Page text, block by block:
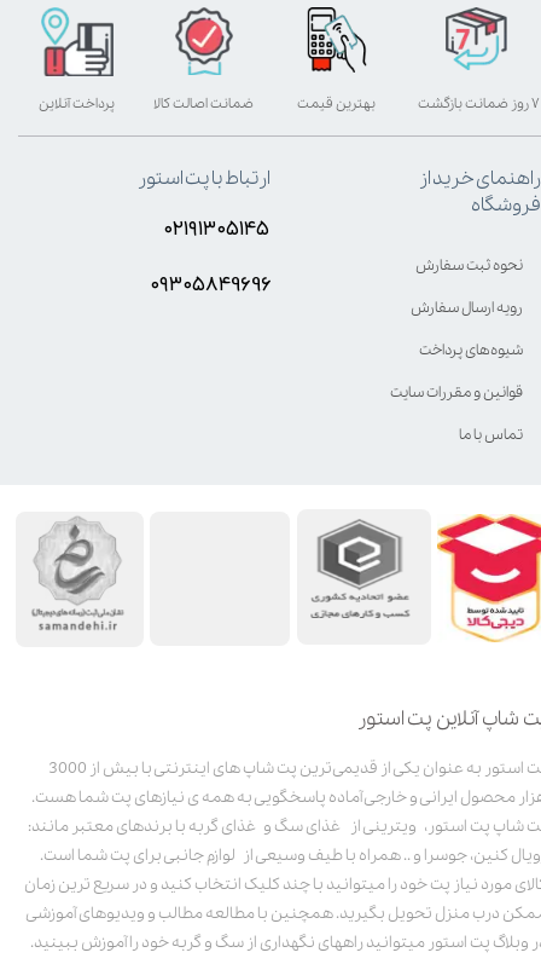
شاپ آنلاین پت استور
پت استور به عنوان یکی از قدیمی‌ترین پت شاپ های اینترنتی با بیش از 3000
محصول ایرانی و خارجی آماده پاسخگویی به همه ی نیازهای پت شما هست.
شاپ پت استور، ویترینی از غذای سگ و غذای گربه با برندهای معتبر مانند:
کنین، جوسرا و .. همراه با طیف وسیعی از لوازم جانبی برای پت شما است.
مورد نیاز پت خود را میتوانید با چند کلیک انتخاب کنید و در سریع ترین زمان
درب منزل تحویل بگیرید. همچنین با مطالعه مطالب و ویدیوهای آموزشی
وبلاگ پت استور میتوانید راههای نگهداری از سگ و گربه خود را آموزش ببینید.
بهترین قیمت پرداخت آنلاین ۷ روز ضمانت بازگشت ضمانت اصالت کالا
راهنمای خرید از
فروشگاه
نحوه ثبت سفارش
رویه ارسال سفارش
شیوه‌های پرداخت
قوانین و مقررات سایت
تماس با ما
ارتباط با پت استور
۰۲۱۹۱۳۰۵۱۴۵
۰۹۳۰۵8۴9696